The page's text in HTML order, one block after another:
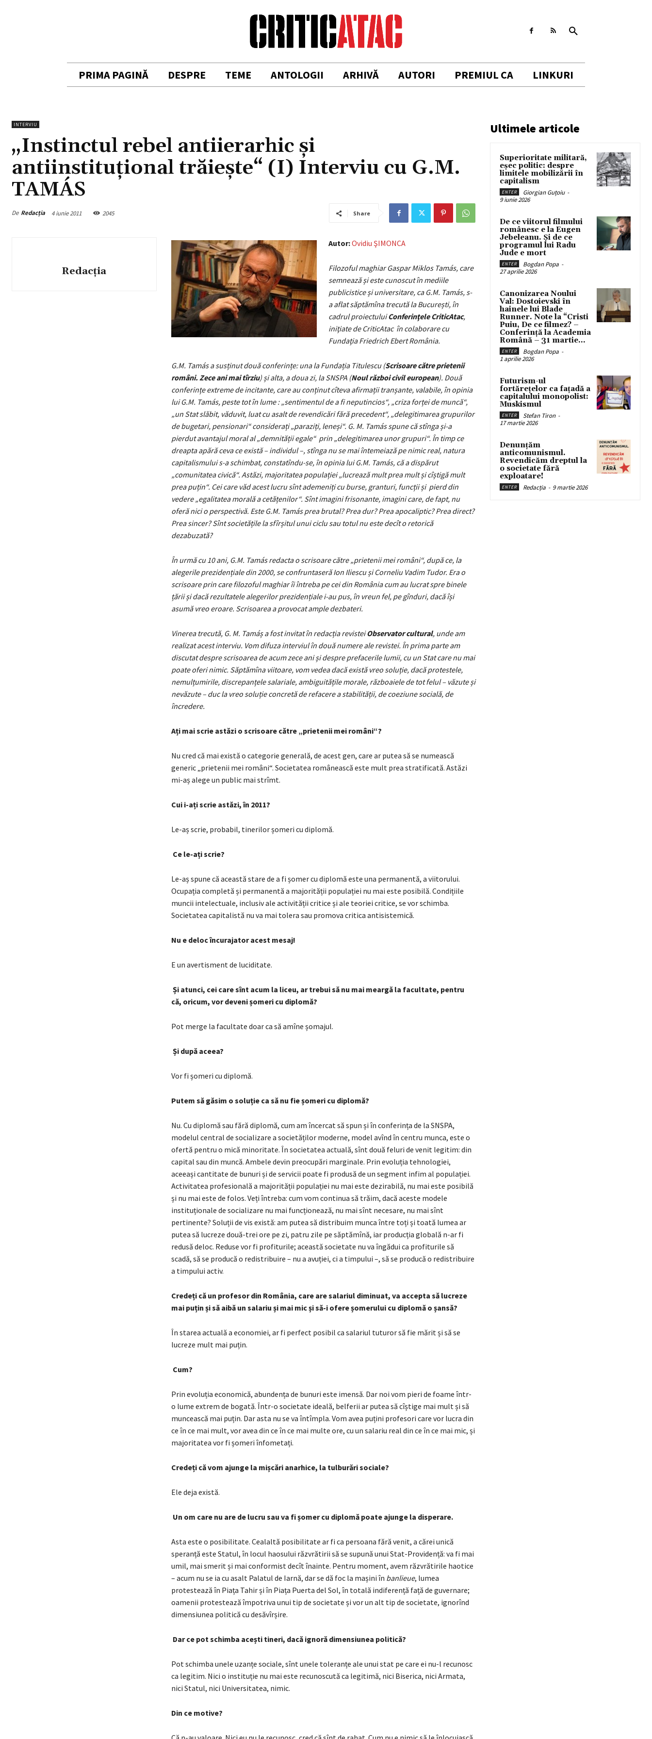
PRIMA PAGINĂ DESPRE TEME ANTOLOGII ARHIVĂ AUTORI PREMIUL CA LINKURI
INTERVIU
„Instinctul rebel antiierarhic și
antiinstituțional trăiește“ (I) Interviu cu G.M.
TAMÁS
De Redacția 4 iunie 2011 2045 Share
Redacția
Autor:Ovidiu ŞIMONCA
Filozoful maghiar Gaspar Miklos Tamás, care
semnează și este cunoscut în mediile
publicistice și universitare, ca G.M. Tamás, s-
a aflat săptămîna trecută la București, în
cadrul proiectuluiConferinţele CriticAtac,
iniţiate de CriticAtac în colaborare cu
Fundaţia Friedrich Ebert România.
G.M. Tamása susținut două conferințe: una la Fundația Titulescu (Scrisoare către prietenii
români. Zece ani mai tîrziu) și alta, a doua zi, la SNSPA (Noul război civil european). Două
conferințe extreme de incitante, care au conținut cîteva afirmații tranșante, valabile, în opinia
lui G.M. Tamás, peste tot în lume : „sentimentul de a fi neputincios“, „criza forței de muncă“,
„un Stat slăbit, văduvit, luat cu asalt de revendicări fără precedent“, „delegitimarea grupurilor
de bugetari, pensionari“ considerați „paraziți, leneși“. G. M. Tamás spune că stînga și-a
pierdut avantajul moral al „demnității egale“ prin „delegitimarea unor grupuri“. În timp ce
dreapta apără ceva ce există – individul –, stînga nu se mai întemeiază pe nimic real, natura
capitalismului s-a schimbat, constatîndu-se, în opinia lui G.M. Tamás, că a dispărut
„comunitatea civică“. Astăzi, majoritatea populației „lucrează mult prea mult și cîștigă mult
prea puțin“. Cei care văd acest lucru sînt ademeniți cu burse, granturi, funcții și pierd din
vedere „egalitatea morală a cetățenilor“. Sînt imagini frisonante, imagini care, de fapt, nu
oferă nici o perspectivă. Este G.M. Tamás prea brutal? Prea dur? Prea apocaliptic? Prea direct?
Prea sincer? Sînt societățile la sfîrșitul unui ciclu sau totul nu este decît o retorică
dezabuzată?
În urmă cu 10 ani, G.M. Tamás redacta o scrisoare către „prietenii mei români“, după ce, la
alegerile prezidențiale din 2000, se confruntaseră Ion Iliescu și Corneliu Vadim Tudor. Era o
scrisoare prin care filozoful maghiar îi întreba pe cei din România cum au lucrat spre binele
țării și dacă rezultatele alegerilor prezidențiale i-au pus, în vreun fel, pe gînduri, dacă își
asumă vreo eroare. Scrisoarea a provocat ample dezbateri.
Vinerea trecută, G. M. Tamáș a fost invitat în redacția revisteiObservator cultural, unde am
realizat acest interviu. Vom difuza interviul în două numere ale revistei. În prima parte am
discutat despre scrisoarea de acum zece ani și despre prefacerile lumii, cu un Stat care nu mai
poate oferi nimic. Săptămîna viitoare, vom vedea dacă există vreo soluție, dacă protestele,
nemulțumirile, discrepanțele salariale, ambiguitățile morale, războaiele de tot felul – văzute și
nevăzute – duc la vreo soluție concretă de refacere a stabilității, de coeziune socială, de
încredere.
Ați mai scrie astăzi o scrisoare către „prietenii mei români“?
Nu cred că mai există o categorie generală, de acest gen, care ar putea să se numească
generic „prietenii mei români“. Societatea românească este mult prea stratificată. Astăzi
mi-aș alege un public mai strîmt.
Cui i-ați scrie astăzi, în 2011?
Le-aș scrie, probabil, tinerilor șomeri cu diplomă.
Ce le-ați scrie?
Le-aș spune că această stare de a fi șomer cu diplomă este una permanentă, a viitorului.
Ocupația completă și permanentă a majorității populației nu mai este posibilă. Condițiile
muncii intelectuale, inclusiv ale activității critice și ale teoriei critice, se vor schimba.
Societatea capitalistă nu va mai tolera sau promova critica antisistemică.
Nu e deloc încurajator acest mesaj!
E un avertisment de luciditate.
Și atunci, cei care sînt acum la liceu, ar trebui să nu mai meargă la facultate, pentru
că, oricum, vor deveni șomeri cu diplomă?
Pot merge la facultate doar ca să amîne șomajul.
Și după aceea?
Vor fi șomeri cu diplomă.
Putem să găsim o soluție ca să nu fie șomeri cu diplomă?
Nu. Cu diplomă sau fără diplomă, cum am încercat să spun și în conferința de la SNSPA,
modelul central de socializare a societăților moderne, model avînd în centru munca, este o
ofertă pentru o mică minoritate. În societatea actuală, sînt două feluri de venit legitim: din
capital sau din muncă. Ambele devin preocupări marginale. Prin evoluția tehnologiei,
aceeași cantitate de bunuri și de servicii poate fi produsă de un segment infim al populației.
Activitatea profesională a majorității populației nu mai este dezirabilă, nu mai este posibilă
și nu mai este de folos. Veți întreba: cum vom continua să trăim, dacă aceste modele
instituționale de socializare nu mai funcționează, nu mai sînt necesare, nu mai sînt
pertinente? Soluții de vis există: am putea să distribuim munca între toți și toată lumea ar
putea să lucreze două-trei ore pe zi, patru zile pe săptămînă, iar producția globală n-ar fi
redusă deloc. Reduse vor fi profiturile; această societate nu va îngădui ca profiturile să
scadă, să se producă o redistribuire – nu a avuției, ci a timpului –, să se producă o redistribuire
a timpului activ.
Credeți că un profesor din România, care are salariul diminuat, va accepta să lucreze
mai puțin și să aibă un salariu și mai mic și să-i ofere șomerului cu diplomă o șansă?
În starea actuală a economiei, ar fi perfect posibil ca salariul tuturor să fie mărit și să se
lucreze mult mai puțin.
Cum?
Prin evoluția economică, abundența de bunuri este imensă. Dar noi vom pieri de foame într-
o lume extrem de bogată. Într-o societate ideală, belferii ar putea să cîștige mai mult și să
muncească mai puțin. Dar asta nu se va întîmpla. Vom avea puțini profesori care vor lucra din
ce în ce mai mult, vor avea din ce în ce mai multe ore, cu un salariu real din ce în ce mai mic, și
majoritatea vor fi șomeri înfometați.
Credeți că vom ajunge la mișcări anarhice, la tulburări sociale?
Ele deja există.
Un om care nu are de lucru sau va fi șomer cu diplomă poate ajunge la disperare.
Asta este o posibilitate. Cealaltă posibilitate ar fi ca persoana fără venit, a cărei unică
speranță este Statul, în locul haosului răzvrătirii să se supună unui Stat-Providență: va fi mai
umil, mai smerit și mai conformist decît înainte. Pentru moment, avem răzvrătirile haotice
– acum nu se ia cu asalt Palatul de Iarnă, dar se dă foc la mașini în banlieue, lumea
protestează în Piața Tahir și în Piața Puerta del Sol, în totală indiferență față de guvernare;
oamenii protestează împotriva unui tip de societate și vor un alt tip de societate, ignorînd
dimensiunea politică cu desăvîrșire.
Dar ce pot schimba acești tineri, dacă ignoră dimensiunea politică?
Pot schimba unele uzanțe sociale, sînt unele toleranțe ale unui stat pe care ei nu-l recunosc
ca legitim. Nici o instituție nu mai este recunoscută ca legitimă, nici Biserica, nici Armata,
nici Statul, nici Universitatea, nimic.
Din ce motive?
Ultimele articole
Superioritate militară,
eșec politic: despre
limitele mobilizării în
capitalism
ENTER Giorgian Guțoiu -
9 iunie 2026
De ce viitorul filmului
românesc e la Eugen
Jebeleanu. Și de ce
programul lui Radu
Jude e mort
ENTER Bogdan Popa -
27 aprilie 2026
Canonizarea Noului
Val: Dostoievski în
hainele lui Blade
Runner. Note la “Cristi
Puiu, De ce filmez? –
Conferință la Academia
Română – 31 martie...
ENTER Bogdan Popa -
1 aprilie 2026
Futurism-ul
fortărețelor ca fațadă a
capitalului monopolist:
Muskismul
ENTER Stefan Tiron -
17 martie 2026
Denunțăm
anticomunismul.
Revendicăm dreptul la
o societate fără
exploatare!
ENTER Redacția - 9 martie 2026